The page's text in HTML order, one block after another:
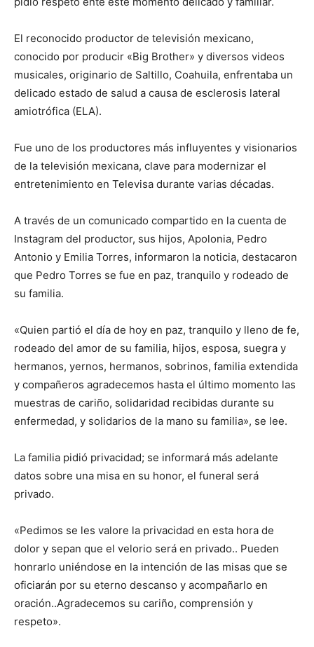
El reconocido productor de televisión mexicano,
conocido por producir «Big Brother» y diversos videos
musicales, originario de Saltillo, Coahuila, enfrentaba un
delicado estado de salud a causa de esclerosis lateral
amiotrófica (ELA).
Fue uno de los productores más influyentes y visionarios
de la televisión mexicana, clave para modernizar el
entretenimiento en Televisa durante varias décadas.
A través de un comunicado compartido en la cuenta de
Instagram del productor, sus hijos, Apolonia, Pedro
Antonio y Emilia Torres, informaron la noticia, destacaron
que Pedro Torres se fue en paz, tranquilo y rodeado de
su familia.
«Quien partió el día de hoy en paz, tranquilo y lleno de fe,
rodeado del amor de su familia, hijos, esposa, suegra y
hermanos, yernos, hermanos, sobrinos, familia extendida
y compañeros agradecemos hasta el último momento las
muestras de cariño, solidaridad recibidas durante su
enfermedad, y solidarios de la mano su familia», se lee.
La familia pidió privacidad; se informará más adelante
datos sobre una misa en su honor, el funeral será
privado.
«Pedimos se les valore la privacidad en esta hora de
dolor y sepan que el velorio será en privado.. Pueden
honrarlo uniéndose en la intención de las misas que se
oficiarán por su eterno descanso y acompañarlo en
oración..Agradecemos su cariño, comprensión y
respeto».